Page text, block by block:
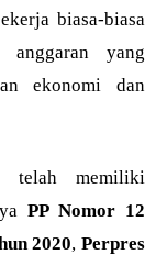
biasa-biasa
anggaran yang
ekonomi dan
telah memiliki
PP Nomor 12
2020,Perpres